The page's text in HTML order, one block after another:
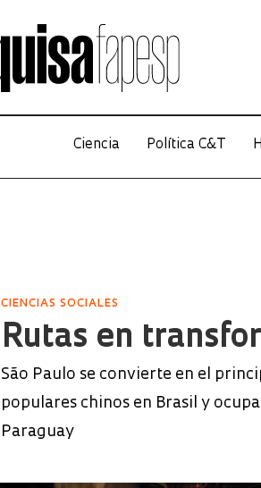
Ciencia Política C&T
CIENCIAS SOCIALES
Rutas en
São Paulo se convierte en el
populares chinos en Brasil y
Paraguay